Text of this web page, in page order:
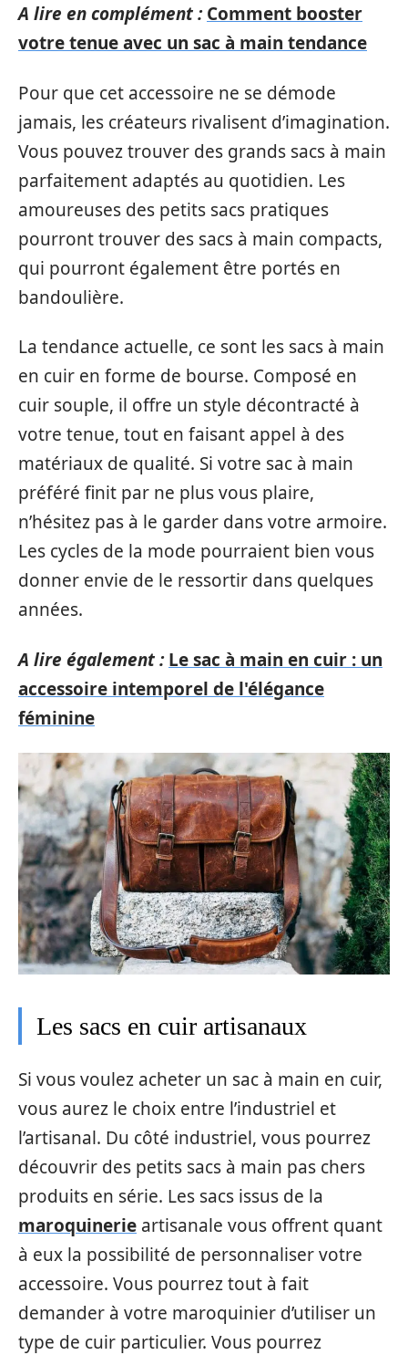
A lire en complément : Comment booster
votre tenue avec un sac à main tendance
Pour que cet accessoire ne se démode
jamais, les créateurs rivalisent d’imagination.
Vous pouvez trouver des grands sacs à main
parfaitement adaptés au quotidien. Les
amoureuses des petits sacs pratiques
pourront trouver des sacs à main compacts,
qui pourront également être portés en
bandoulière.
La tendance actuelle, ce sont les sacs à main
en cuir en forme de bourse. Composé en
cuir souple, il offre un style décontracté à
votre tenue, tout en faisant appel à des
matériaux de qualité. Si votre sac à main
préféré finit par ne plus vous plaire,
n’hésitez pas à le garder dans votre armoire.
Les cycles de la mode pourraient bien vous
donner envie de le ressortir dans quelques
années.
A lire également : Le sac à main en cuir : un
accessoire intemporel de l'élégance
féminine
Les sacs en cuir artisanaux
Si vous voulez acheter un sac à main en cuir,
vous aurez le choix entre l’industriel et
l’artisanal. Du côté industriel, vous pourrez
découvrir des petits sacs à main pas chers
produits en série. Les sacs issus de la
maroquinerie artisanale vous offrent quant
à eux la possibilité de personnaliser votre
accessoire. Vous pourrez tout à fait
demander à votre maroquinier d’utiliser un
type de cuir particulier. Vous pourrez